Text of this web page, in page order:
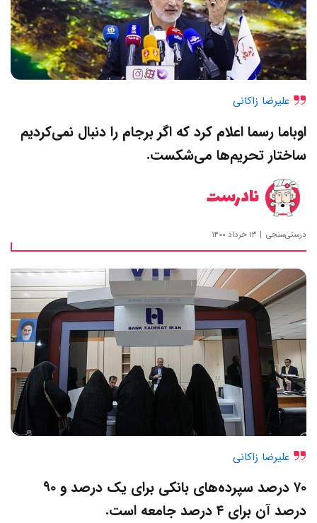
علیرضا زاکانی
اوباما رسما اعلام کرد که اگر برجام را دنبال نمی‌کردیم
ساختار تحریم‌ها می‌شکست.
نادرست
درستی‌سنجی ۱۳ خرداد ۱۴۰۰
علیرضا زاکانی
۷۰ درصد سپرده‌های بانکی برای یک درصد و ۹۰
درصد آن برای ۴ درصد جامعه است.